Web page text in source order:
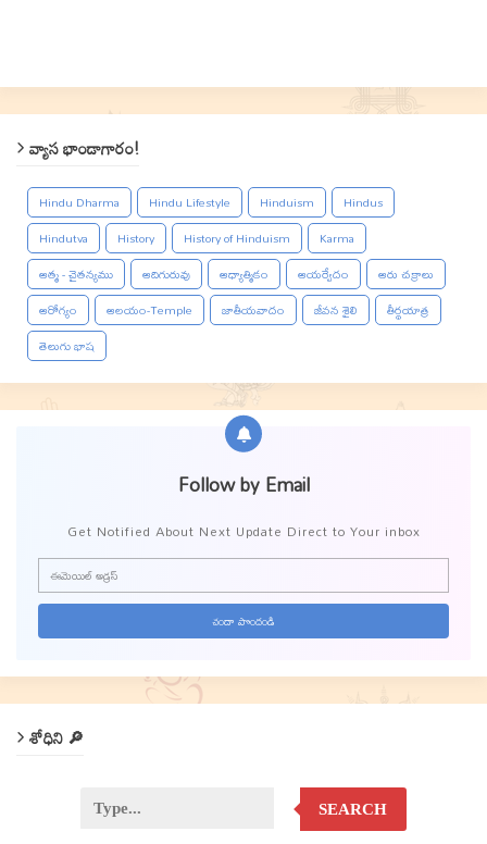
వ్యాస భాండాగారం!
Hindu Dharma Hindu Lifestyle Hinduism
Hindus
Hindutva
History History of Hinduism
Karma
ఆత్మ - చైతన్యము
ఆదిగురువు ఆధ్యాత్మికం ఆయర్వేదం
ఆరు చక్రాలు
ఆరోగ్యం
ఆలయం-Temple జాతీయవాదం జీవన శైలి
తీర్థయాత్ర
తెలుగు భాష
Follow by Email
Get Notified About Next Update Direct to Your inbox
శోధిని 🔎
SEARCH